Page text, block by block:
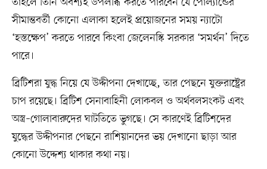
সীমান্তবর্তী কোনো এলাকা হলেই প্রয়োজনের সময় ন্যাটো
‘হস্তক্ষেপ’ করতে পারবে কিংবা জেলেনস্কি সরকার ‘সমর্থন’ দিতে
পারে।
ব্রিটিশরা যুদ্ধ নিয়ে যে উদ্দীপনা দেখাচ্ছে, তার পেছনে যুক্তরাষ্ট্রের
চাপ রয়েছে। ব্রিটিশ সেনাবাহিনী লোকবল ও অর্থবলসংকট এবং
অস্ত্র–গোলাবারুদের ঘাটতিতে ভুগছে। সে কারণেই ব্রিটিশদের
যুদ্ধের উদ্দীপনার পেছনে রাশিয়ানদের ভয় দেখানো ছাড়া আর
কোনো উদ্দেশ্য থাকার কথা নয়।